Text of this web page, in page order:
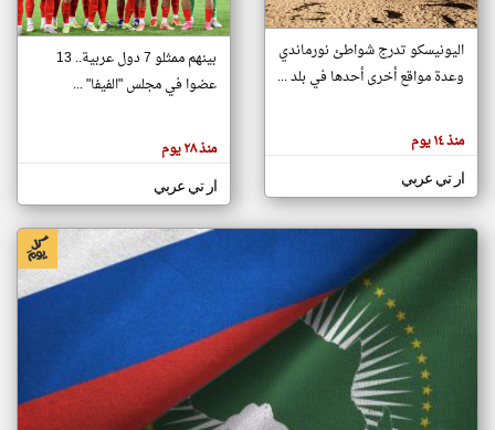
تغيير الدولة
اخبار جزر القمر على مدار الساعة
أهم اخبار جزر القمر العاجلة والمباشرة
هنا عن
وجهة
كاتبيها.
اليونيسكو تدرج شواطئ نورماندي
وعدة مواقع أخرى أحدها في بلد ...
منذ ١٤ يوم
ار تي عربي
بينهم ممثلو 7 دول عربية.. 13
عضوا في مجلس "الفيفا" ...
منذ ٢٨ يوم
ار تي عربي
klyoum.com